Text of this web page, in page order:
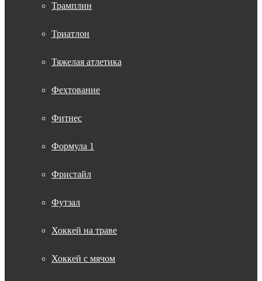
Трамплин
Триатлон
Тяжелая атлетика
Фехтование
Фитнес
Формула 1
Фристайл
Футзал
Хоккей на траве
Хоккей с мячом